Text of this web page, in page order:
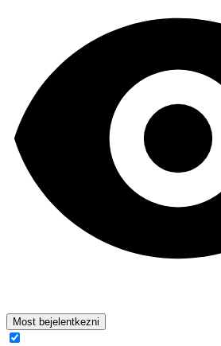
Most bejelentkezni